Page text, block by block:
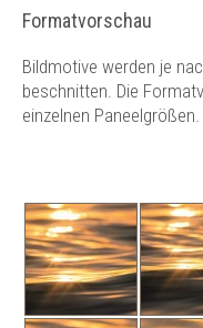
Formatvorschau
Bildmotive werden je
beschnitten. Die
einzelnen